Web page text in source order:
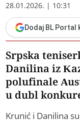
28.01.2026. | 10:31
Dodaj BL Portal
Srpska
Danilina iz
polufinale
u dubl
Krunić i Danilina